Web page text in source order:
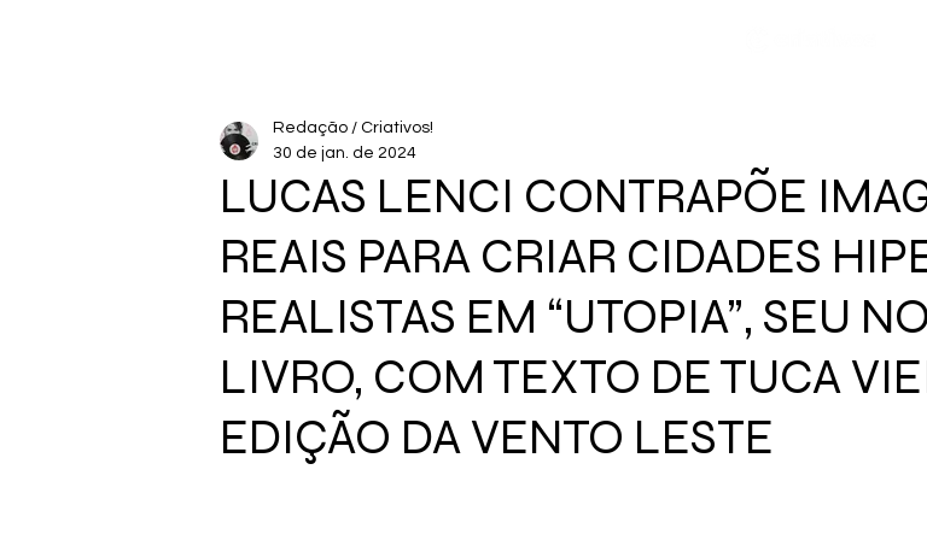
LUCAS LENCI CONTRAPÕE
REAIS PARA CRIAR CIDADES
REALISTAS EM “UTOPIA”, SEU
LIVRO, COM TEXTO DE TUCA
EDIÇÃO DA VENTO LESTE
Redação / Criativos!
30 de jan. de 2024